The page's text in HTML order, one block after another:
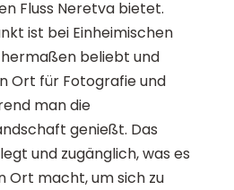
Fluss Neretva bietet.
ist bei Einheimischen
beliebt und
Ort für Fotografie und
man die
genießt. Das
und zugänglich, was es
Ort macht, um sich zu